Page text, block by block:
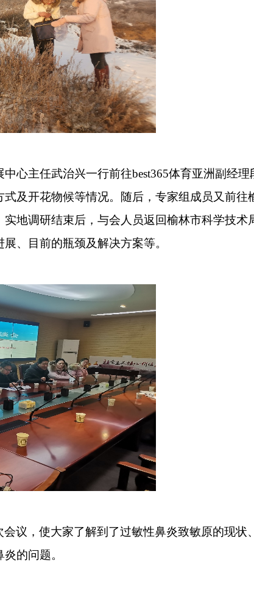
心主任武治兴一行前往best365体育亚洲副经
及开花物候等情况。 随后，专家组成员又前往
地调研结束后，与会人员返回榆林市科学技术
、目前的瓶颈及解决方案等。
议，使大家了解到了过敏性鼻炎致敏原的现状
的问题。